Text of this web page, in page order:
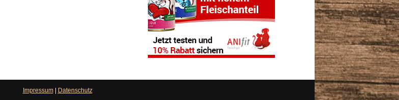
Impressum| Datenschutz